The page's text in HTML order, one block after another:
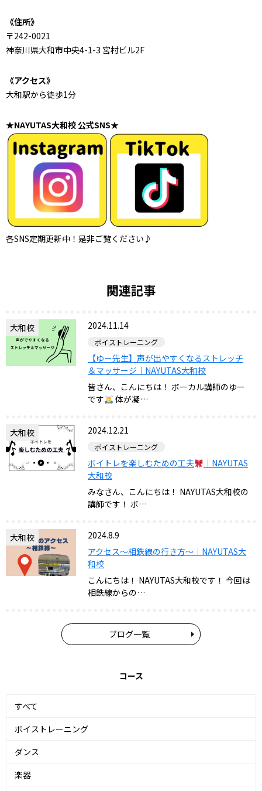
《住所》
〒242-0021
神奈川県大和市中央4-1-3 宮村ビル2F
《アクセス》
大和駅から徒歩1分
★NAYUTAS大和校 公式SNS★
各SNS定期更新中！是非ご覧ください♪
関連記事
大和校 2024.11.14
ボイストレーニング
【ゆー先生】声が出やすくなるストレッチ
＆マッサージ｜NAYUTAS大和校
皆さん、こんにちは！ ボーカル講師のゆー
です
体が凝…
大和校 2024.12.21
ボイストレーニング
ボイトレを楽しむための工夫
｜NAYUTAS
大和校
みなさん、こんにちは！ NAYUTAS大和校の
講師です！ ボ…
大和校
2024.8.9
アクセス～相鉄線の行き方～｜NAYUTAS大
和校
こんにちは！ NAYUTAS大和校です！ 今回は
相鉄線からの…
ブログ一覧
コース
すべて
ボイストレーニング
ダンス
楽器